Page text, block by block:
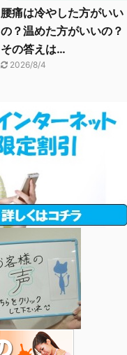
腰痛は冷やした方がいい
の？温めた方がいいの？
その答えは…
2026/8/4